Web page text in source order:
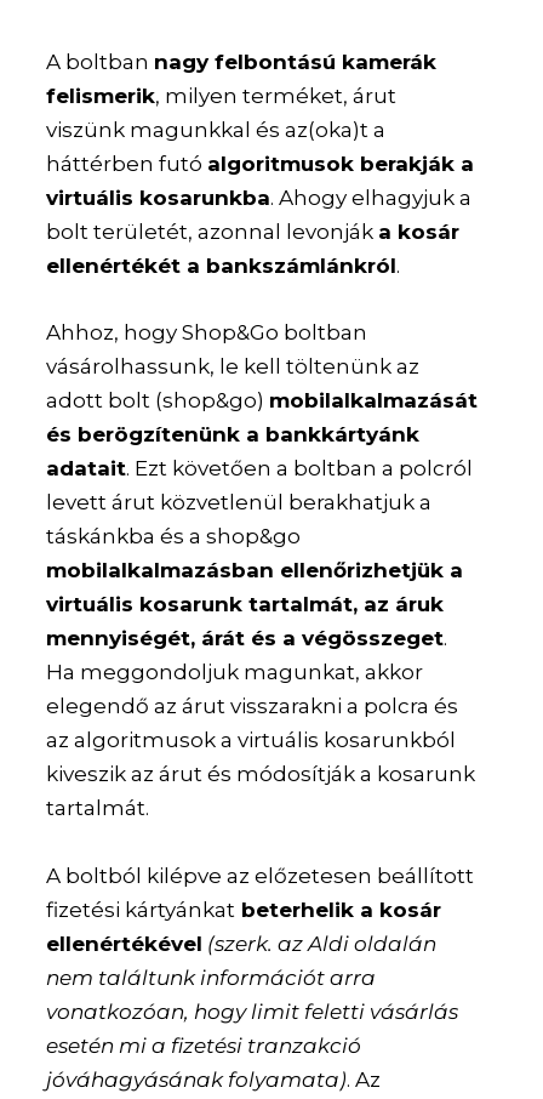
A boltban nagy felbontású kamerák
felismerik, milyen terméket, árut
viszünk magunkkal és az(oka)t a
háttérben futó algoritmusok berakják a
virtuális kosarunkba. Ahogy elhagyjuk a
bolt területét, azonnal levonják a kosár
ellenértékét a bankszámlánkról.
Ahhoz, hogy Shop&Go boltban
vásárolhassunk, le kell töltenünk az
adott bolt (shop&go) mobilalkalmazását
és berögzítenünk a bankkártyánk
adatait. Ezt követően a boltban a polcról
levett árut közvetlenül berakhatjuk a
táskánkba és a shop&go
mobilalkalmazásban ellenőrizhetjük a
virtuális kosarunk tartalmát, az áruk
mennyiségét, árát és a végösszeget.
Ha meggondoljuk magunkat, akkor
elegendő az árut visszarakni a polcra és
az algoritmusok a virtuális kosarunkból
kiveszik az árut és módosítják a kosarunk
tartalmát.
A boltból kilépve az előzetesen beállított
fizetési kártyánkat beterhelik a kosár
ellenértékével (szerk. az Aldi oldalán
nem találtunk információt arra
vonatkozóan, hogy limit feletti vásárlás
esetén mi a fizetési tranzakció
jóváhagyásának folyamata). Az